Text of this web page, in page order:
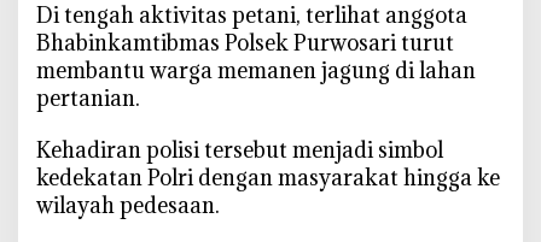
n
k
e
w
a
‎Di tengah aktivitas petani, terlihat anggota
Bhabinkamtibmas Polsek Purwosari turut
membantu warga memanen jagung di lahan
pertanian.
‎Kehadiran polisi tersebut menjadi simbol
kedekatan Polri dengan masyarakat hingga ke
wilayah pedesaan.